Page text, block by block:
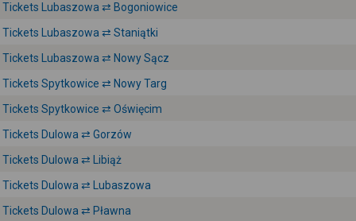
Tickets Lubaszowa ⇄ Bogoniowice
Tickets Lubaszowa ⇄ Staniątki
Tickets Lubaszowa ⇄ Nowy Sącz
Tickets Spytkowice ⇄ Nowy Targ
Tickets Spytkowice ⇄ Oświęcim
Tickets Dulowa ⇄ Gorzów
Tickets Dulowa ⇄ Libiąż
Tickets Dulowa ⇄ Lubaszowa
Tickets Dulowa ⇄ Pławna